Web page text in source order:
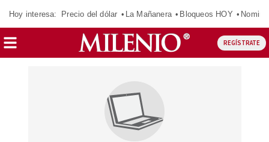
Hoy interesa: Precio del dólar La Mañanera Bloqueos HOY
REGÍSTRATE